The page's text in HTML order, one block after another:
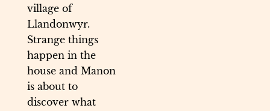
village of
Llandonwyr.
Strange things
happen in the
house and Manon
is about to
discover what